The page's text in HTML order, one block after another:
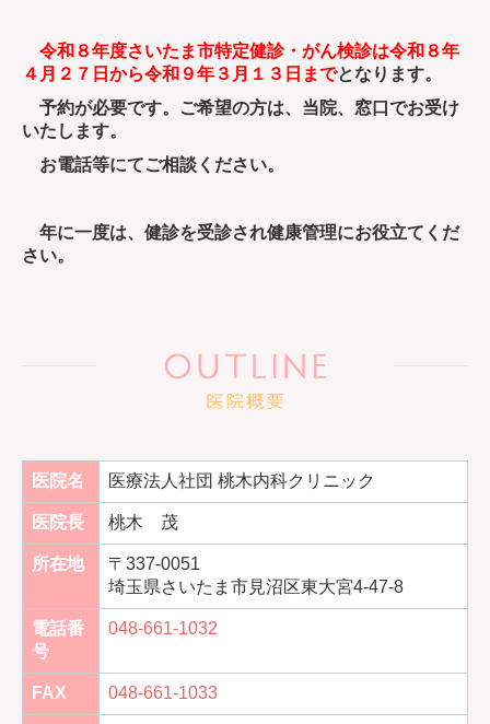
令和８年度さいたま市特定健診・がん検診は令和８年
４月２７日から令和９年３月１３日までとなります。
予約が必要です。ご希望の方は、当院、窓口でお受け
いたします。
お電話等にてご相談ください。
年に一度は、健診を受診され健康管理にお役立てくだ
さい。
医院名 医療法人社団 桃木内科クリニック
医院長 桃木 茂
所在地
〒337-0051
埼玉県さいたま市見沼区東大宮4-47-8
電話番
号
048-661-1032
FAX 048-661-1033